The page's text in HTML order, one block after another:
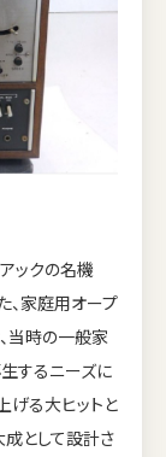
ックの名機
、家庭用オープ
当時の一般家
するニーズに
げる大ヒットと
成として設計さ